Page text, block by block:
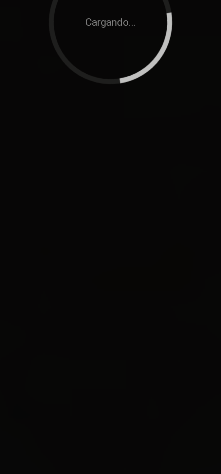
Cargando...